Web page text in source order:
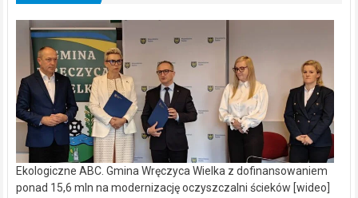
Ekologiczne ABC. Gmina Wręczyca Wielka z dofinansowaniem
ponad 15,6 mln na modernizację oczyszczalni ścieków [wideo]